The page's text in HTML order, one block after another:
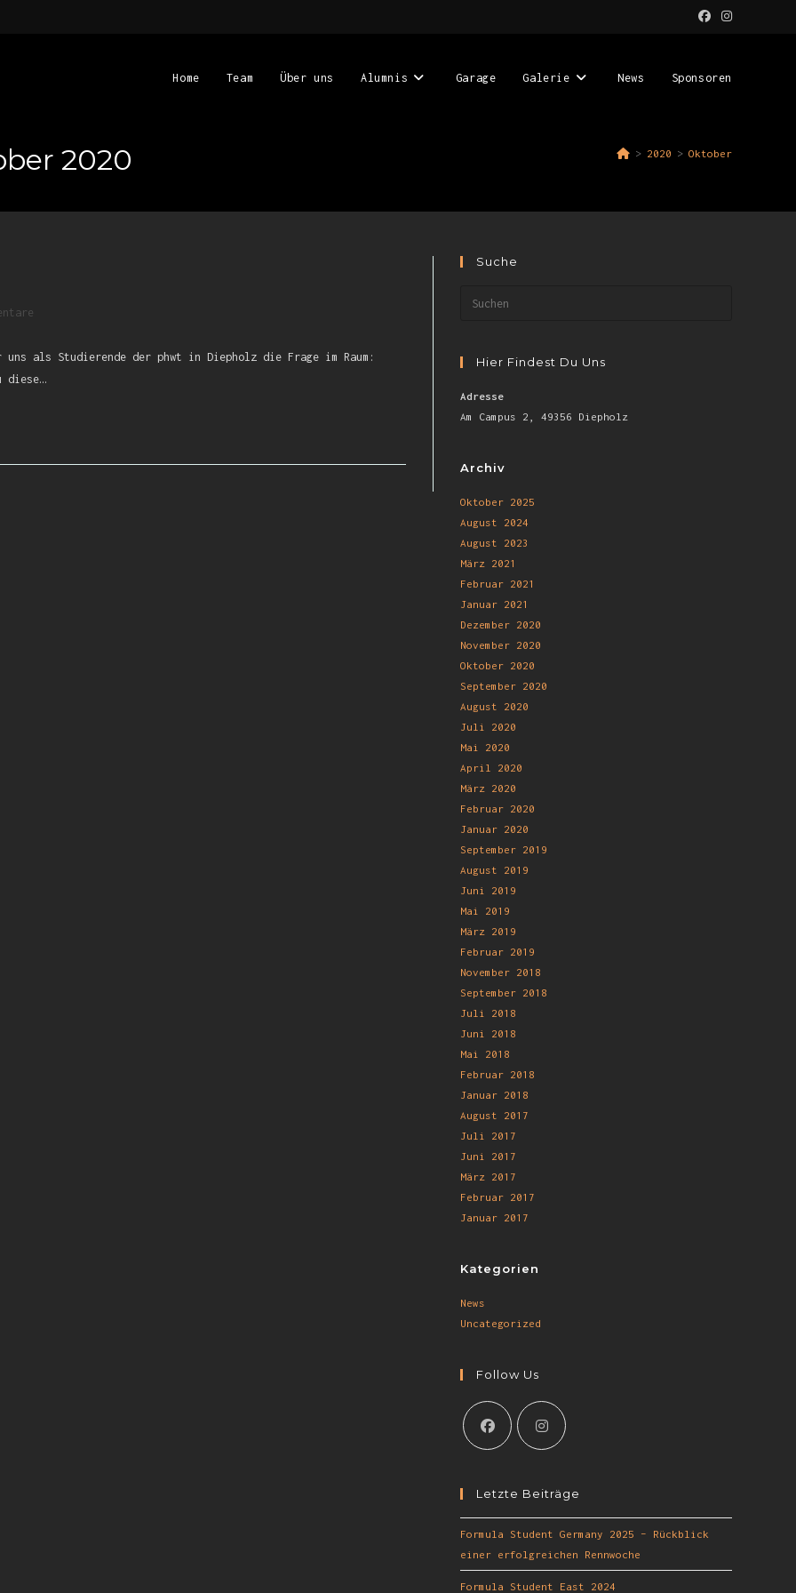
Home Team Über uns Alumnis Garage Galerie News Sponsoren
2020 > 2020 > Oktober
als Studierende der phwt in Diepholz die Frage im Raum:
diese…
Suche
Hier Findest Du Uns
Adresse
Am Campus 2, 49356 Diepholz
Archiv
Oktober 2025
August 2024
August 2023
März 2021
Februar 2021
Januar 2021
Dezember 2020
November 2020
Oktober 2020
September 2020
August 2020
Juli 2020
Mai 2020
April 2020
März 2020
Februar 2020
Januar 2020
September 2019
August 2019
Juni 2019
Mai 2019
März 2019
Februar 2019
November 2018
September 2018
Juli 2018
Juni 2018
Mai 2018
Februar 2018
Januar 2018
August 2017
Juli 2017
Juni 2017
März 2017
Februar 2017
Januar 2017
Kategorien
News
Uncategorized
Follow Us
Letzte Beiträge
Formula Student Germany 2025 – Rückblick
einer erfolgreichen Rennwoche
Formula Student East 2024